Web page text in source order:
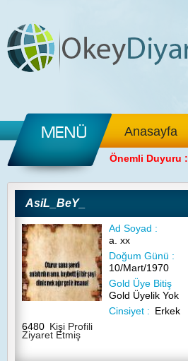
Anasayfa
Önemli Duyuru :
AsiL_BeY_
Ad Soyad :
a. xx
Doğum Günü :
10/Mart/1970
Gold Üye Bitiş
Gold Üyelik Yok
Cinsiyet : Erkek
6480 Kişi Profili
Ziyaret Etmiş